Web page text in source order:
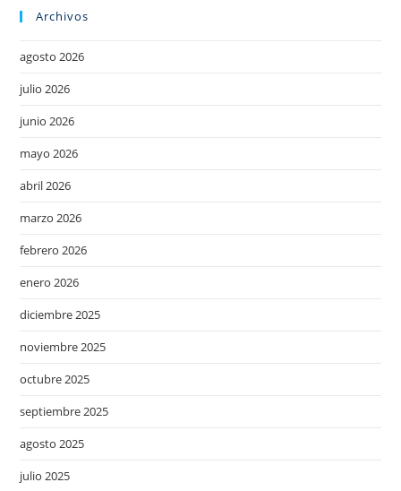
Archivos
agosto 2026
julio 2026
junio 2026
mayo 2026
abril 2026
marzo 2026
febrero 2026
enero 2026
diciembre 2025
noviembre 2025
octubre 2025
septiembre 2025
agosto 2025
julio 2025